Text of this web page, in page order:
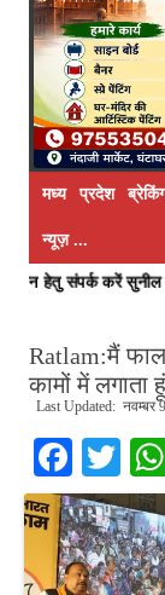
मध्य प्रदेश
न्यूज़ ...
करें सुनील परिहार मो.
Ratlam:मैं
कामों में लगाता
Last Updated: नवम्बर
Fa
ce
bo
ok
T
wi
tte
r